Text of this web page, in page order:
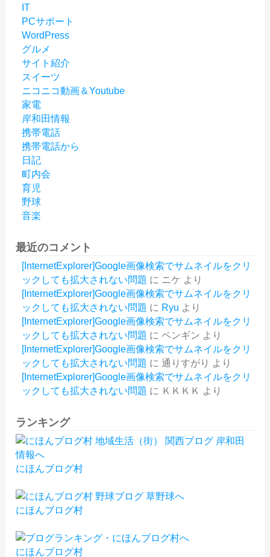
IT
PCサポート
WordPress
グルメ
サイト紹介
スイーツ
ニコニコ動画＆Youtube
家電
岸和田情報
携帯電話
携帯電話から
日記
町内会
育児
野球
音楽
最近のコメント
[InternetExplorer]Google画像検索でサムネイルをクリ
ックしても拡大されない問題 に ニケ より
[InternetExplorer]Google画像検索でサムネイルをクリ
ックしても拡大されない問題 に Ryu より
[InternetExplorer]Google画像検索でサムネイルをクリ
ックしても拡大されない問題 にペンギン より
[InternetExplorer]Google画像検索でサムネイルをクリ
ックしても拡大されない問題 に通りすがり より
[InternetExplorer]Google画像検索でサムネイルをクリ
ックしても拡大されない問題 に ＫＫＫＫ より
ランキング
にほんブログ村
にほんブログ村
にほんブログ村